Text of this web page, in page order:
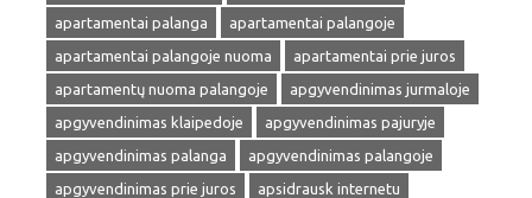
apartamentai palanga
apartamentai palangoje
apartamentai palangoje nuoma
apartamentai prie juros
apartamentų nuoma palangoje
apgyvendinimas jurmaloje
apgyvendinimas klaipedoje
apgyvendinimas pajuryje
apgyvendinimas palanga
apgyvendinimas palangoje
apgyvendinimas prie juros
apsidrausk internetu